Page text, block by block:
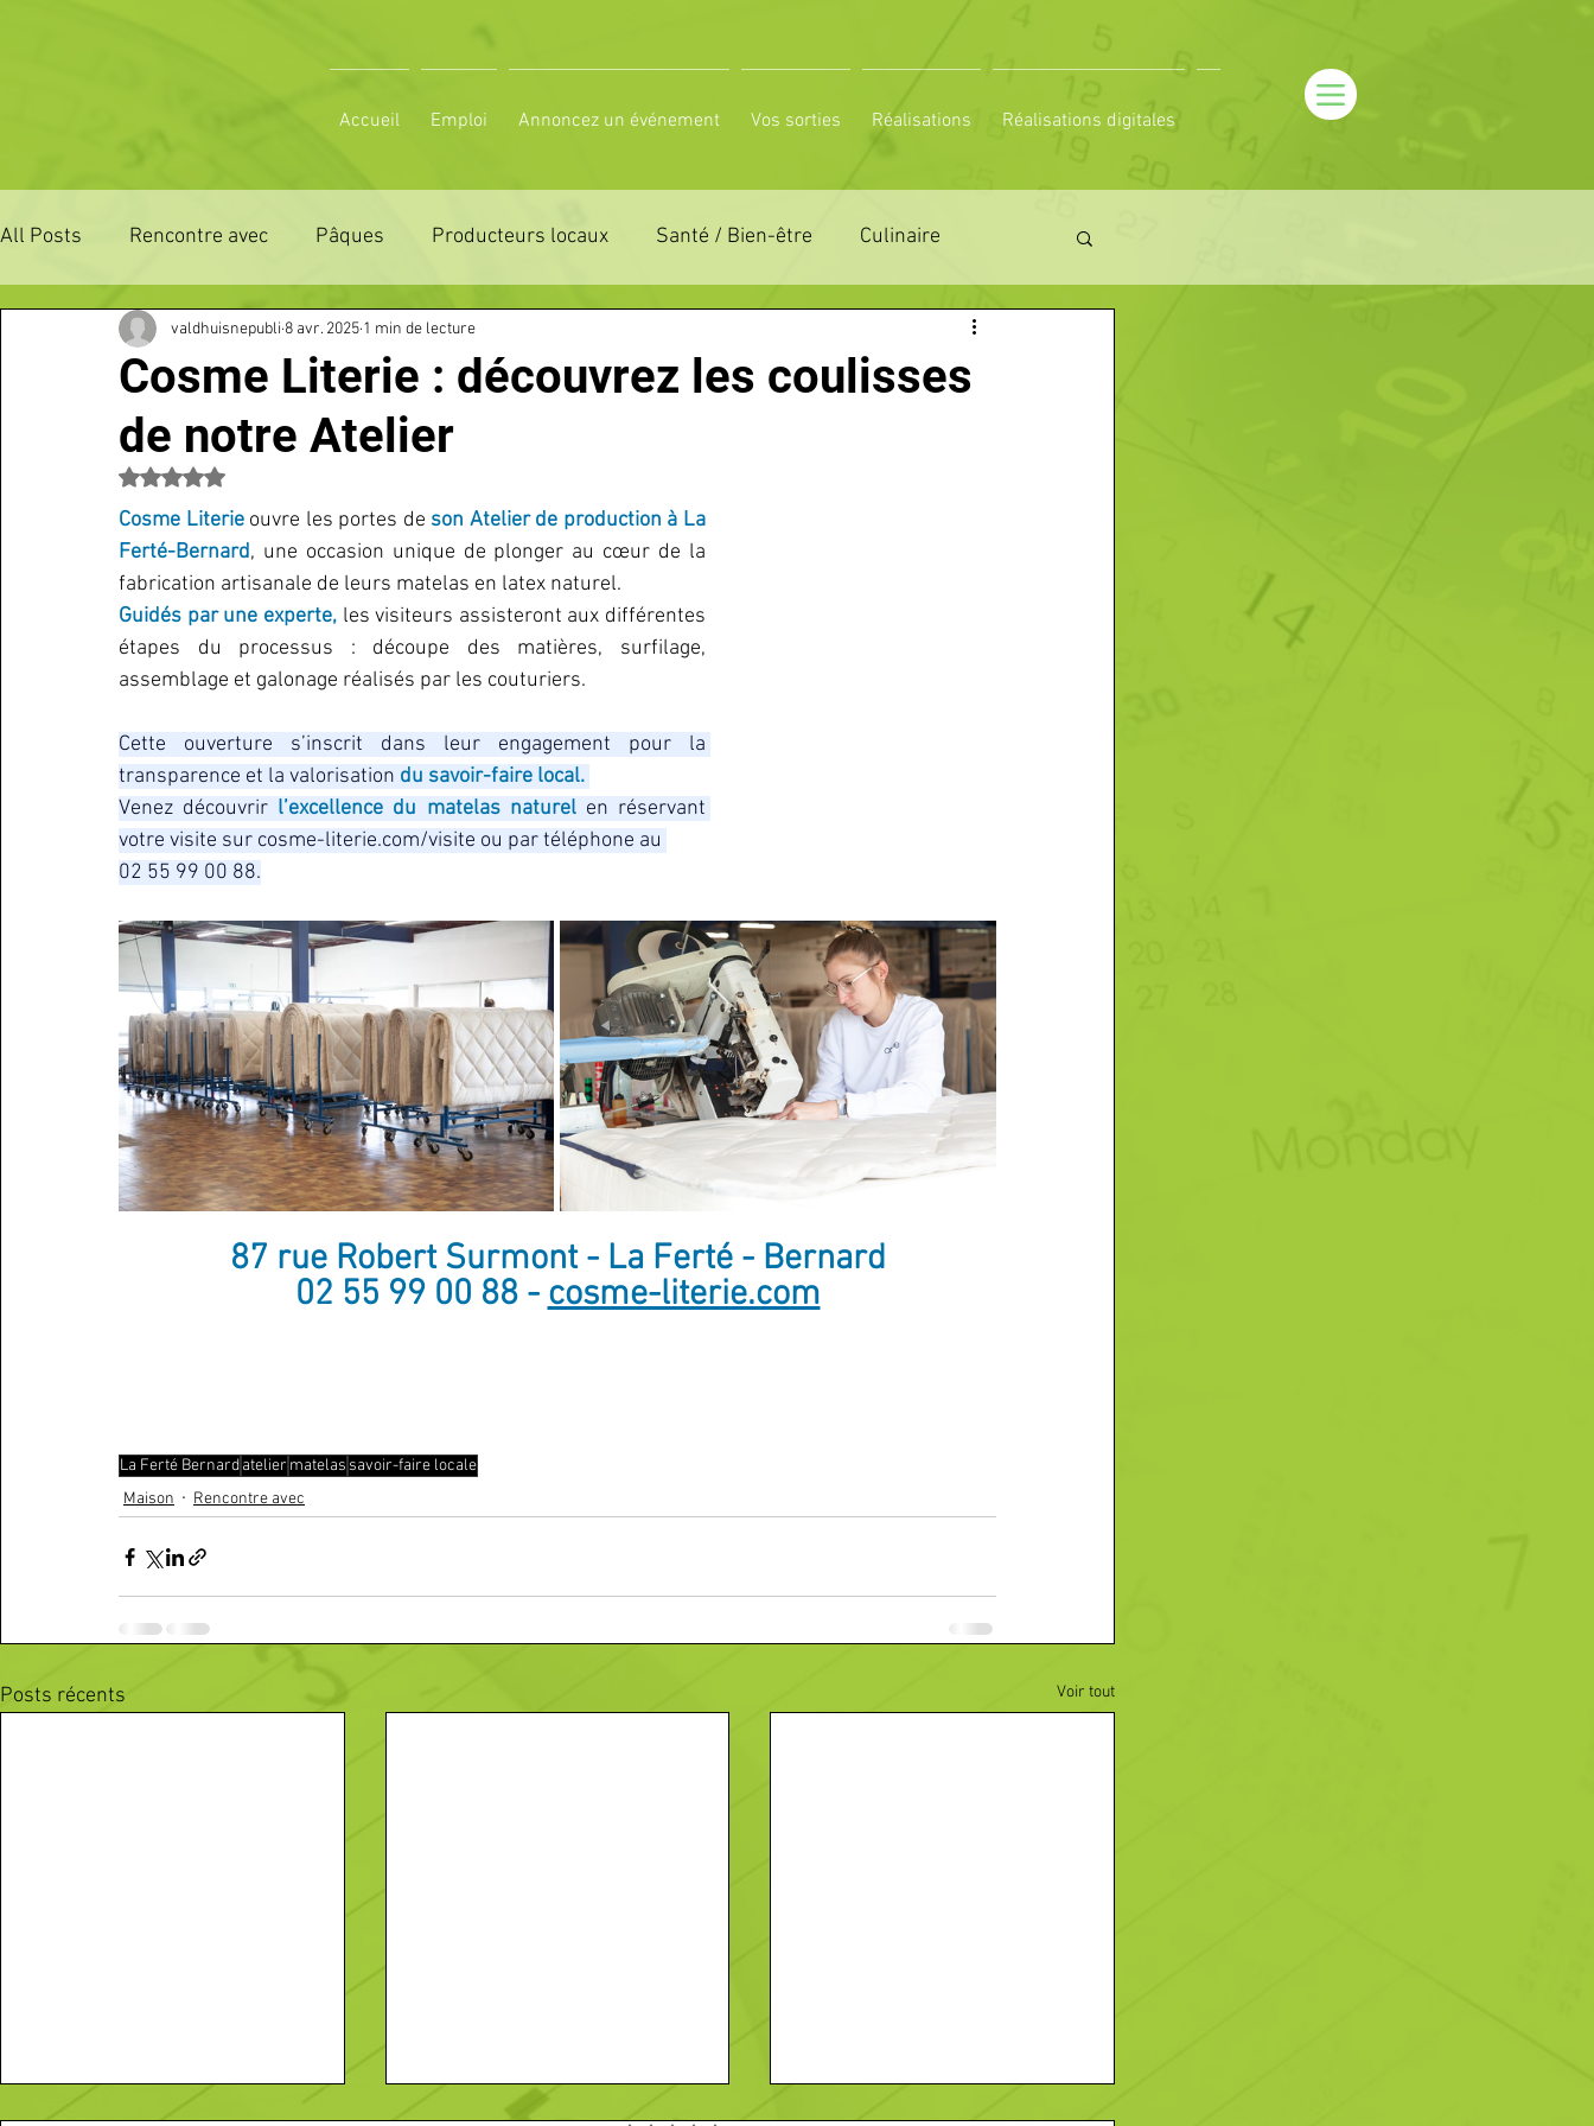
Accueil Emploi Annoncez un événement Vos sorties Réalisations Réalisations digitales
All Posts Rencontre avec Pâques Producteurs locaux Santé / Bien-être Culinaire
ZONE DE DISTRIBUTION 28 ZONE DE DISTRIBUTION 61
3 JOURS LA FERTE COMICE AGRICOLE POLE CULTUREL
VOS SORTIES Maison Sport PETITES ANNONCES
Cosme Literie : découvrez les coulisses
de notre Atelier
valdhuisnepubli 8 avr. 2025 1 min de lecture
Noté NaN étoiles sur 5.
Cosme Literie ouvre les portes de son Atelier de production à La
Ferté-Bernard, une occasion unique de plonger au cœur de la
fabrication artisanale de leurs matelas en latex naturel.
Guidés par une experte, les visiteurs assisteront aux différentes
étapes du processus : découpe des matières, surfilage,
assemblage et galonage réalisés par les couturiers.
Cette ouverture s’inscrit dans leur engagement pour la
transparence et la valorisation du savoir-faire local.
Venez découvrir l’excellence du matelas naturel en réservant
votre visite sur cosme-literie.com/visite ou par téléphone au
02 55 99 00 88.
87 rue Robert Surmont - La Ferté - Bernard
02 55 99 00 88 - cosme-literie.com
La Ferté Bernardatelier matelas savoir-faire locale
Maison
Rencontre avec
Posts récents Voir tout